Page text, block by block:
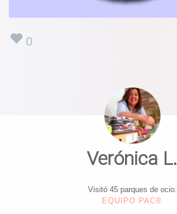
0
Verónica L.
Visitó 45 parques de ocio.
EQUIPO PAC®